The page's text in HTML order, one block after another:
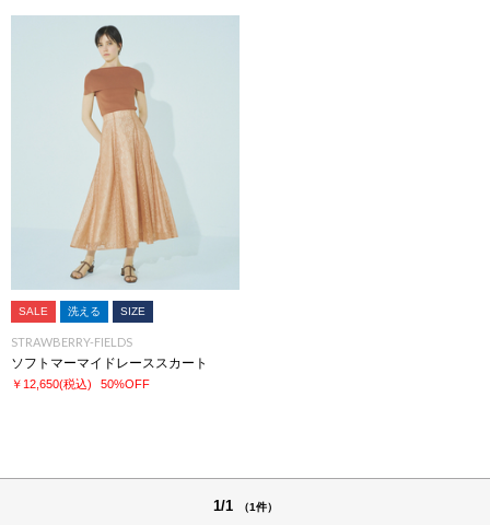
SALE 洗える SIZE
STRAWBERRY-FIELDS
ソフトマーマイドレーススカート
￥12,650(税込) 50%OFF
1/1 （1件）